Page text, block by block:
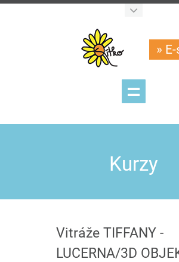
»
Kurzy
Vitráže TIFFANY -
LUCERNA/3D